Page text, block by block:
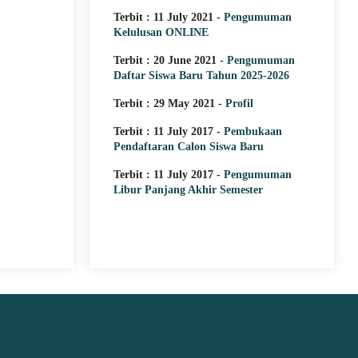
Struktur Organisasi
Teluk Pakedai
Terbit : 11 July 2021 - Pengumuman
Kelulusan ONLINE
Terbit : 20 June 2021 - Pengumuman
Daftar Siswa Baru Tahun 2025-2026
Terbit : 29 May 2021 - Profil
Terbit : 11 July 2017 - Pembukaan
Pendaftaran Calon Siswa Baru
Terbit : 11 July 2017 - Pengumuman
Libur Panjang Akhir Semester